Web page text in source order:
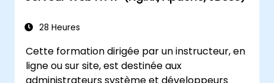
28 Heures
Cette formation dirigée par un instructeur, en
ligne ou sur site, est destinée aux
administrateurs système et développeurs